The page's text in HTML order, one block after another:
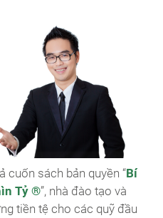
cuốn sách bản quyền “Bí
Tỷ ®”, nhà đào tạo và
tiền tệ cho các quỹ đầu